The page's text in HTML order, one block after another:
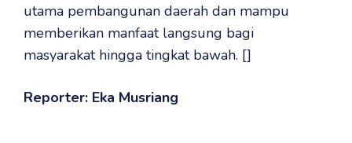
utama pembangunan daerah dan mampu
memberikan manfaat langsung bagi
masyarakat hingga tingkat bawah. []
Reporter: Eka Musriang